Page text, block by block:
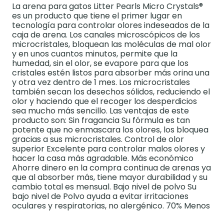
La arena para gatos Litter Pearls Micro Crystals®
es un producto que tiene el primer lugar en
tecnología para controlar olores indeseados de la
caja de arena. Los canales microscópicos de los
microcristales, bloquean las moléculas de mal olor
y en unos cuantos minutos, permite que la
humedad, sin el olor, se evapore para que los
cristales estén listos para absorber más orina una
y otra vez dentro de 1 mes. Los microcristales
también secan los desechos sólidos, reduciendo el
olor y haciendo que el recoger los desperdicios
sea mucho más sencillo. Las ventajas de este
producto son: Sin fragancia Su fórmula es tan
potente que no enmascara los olores, los bloquea
gracias a sus microcristales. Control de olor
superior Excelente para controlar malos olores y
hacer la casa más agradable. Más económico
Ahorre dinero en la compra continua de arenas ya
que al absorber más, tiene mayor durabilidad y su
cambio total es mensual. Bajo nivel de polvo Su
bajo nivel de Polvo ayuda a evitar irritaciones
oculares y respiratorias, no alergénico. 70% Menos